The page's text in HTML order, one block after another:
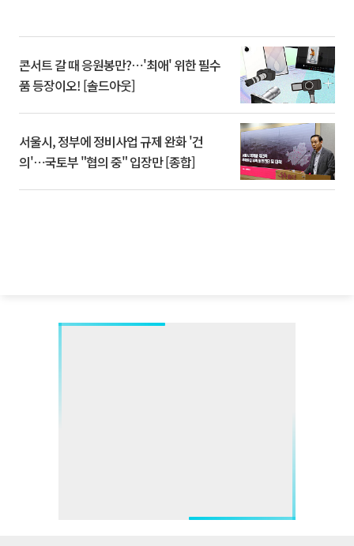
콘서트 갈 때 응원봉만?⋯'최애' 위한 필수
품 등장이오! [솔드아웃]
서울시, 정부에 정비사업 규제 완화 '건
의'⋯국토부 "협의 중" 입장만 [종합]